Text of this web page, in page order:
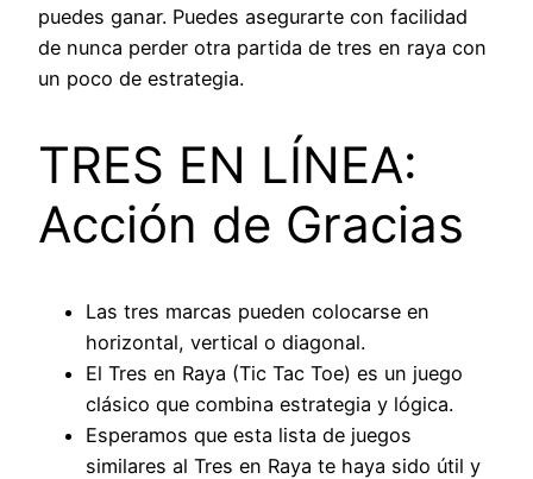
puedes ganar. Puedes asegurarte con facilidad
de nunca perder otra partida de tres en raya con
un poco de estrategia.
TRES EN LÍNEA:
Acción de Gracias
Las tres marcas pueden colocarse en
horizontal, vertical o diagonal.
El Tres en Raya (Tic Tac Toe) es un juego
clásico que combina estrategia y lógica.
Esperamos que esta lista de juegos
similares al Tres en Raya te haya sido útil y